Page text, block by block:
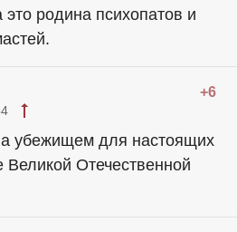
родина психопатов и
+6
убежищем для настоящих
Отечественной